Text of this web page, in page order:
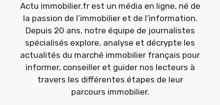
Actu immobilier.fr est un média en ligne, né de
la passion de l’immobilier et de l’information.
Depuis 20 ans, notre équipe de journalistes
spécialisés explore, analyse et décrypte les
actualités du marché immobilier français pour
informer, conseiller et guider nos lecteurs à
travers les différentes étapes de leur
parcours immobilier.